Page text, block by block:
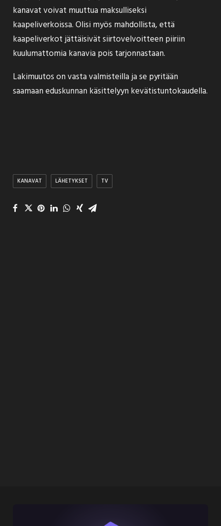
kanavat voivat muuttua maksulliseksi
kaapeliverkoissa. Olisi myös mahdollista, että
kaapeliverkot jättäisivät siirtovelvoitteen piiriin
kuulumattomia kanavia pois tarjonnastaan.
Lakimuutos on vasta valmisteilla ja se pyritään
saamaan eduskunnan käsittelyyn kevätistuntokaudella.
KANAVAT LÄHETYKSET TV